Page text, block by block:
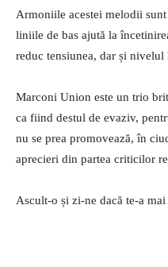
Armoniile acestei melodii
liniile de bas ajută la
reduc tensiunea, dar și nivelul
Marconi Union este un trio
ca fiind destul de evaziv,
nu se prea promovează, în
aprecieri din partea criticilor
Ascult-o și zi-ne dacă te-a